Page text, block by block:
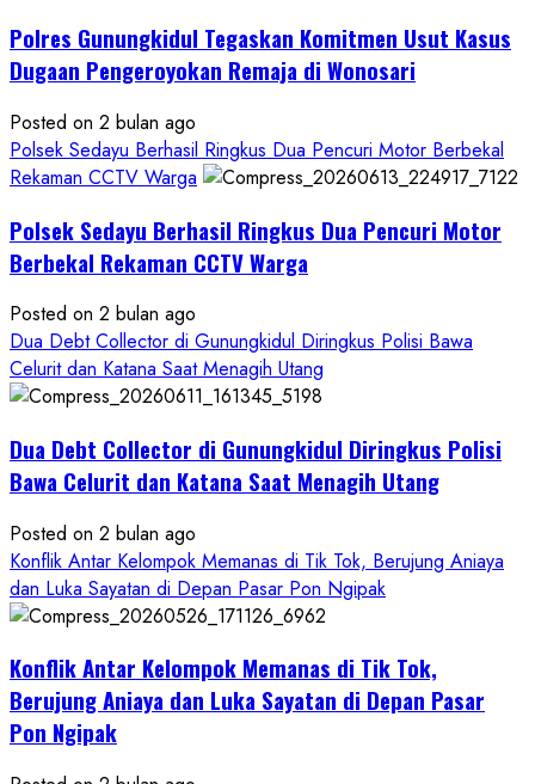
Pelecehan
Seksual:
DIY
Terbitkan
DPO
Asal
Gunungkidul
Polres Gunungkidul Tegaskan Komitmen Usut Kasus
Dugaan Pengeroyokan Remaja di Wonosari
Posted on 2 bulan ago
Polsek Sedayu Berhasil Ringkus Dua Pencuri Motor Berbekal
Rekaman CCTV Warga
Polsek Sedayu Berhasil Ringkus Dua Pencuri Motor
Berbekal Rekaman CCTV Warga
Posted on 2 bulan ago
Dua Debt Collector di Gunungkidul Diringkus Polisi Bawa
Celurit dan Katana Saat Menagih Utang
Dua Debt Collector di Gunungkidul Diringkus Polisi
Bawa Celurit dan Katana Saat Menagih Utang
Posted on 2 bulan ago
Konflik Antar Kelompok Memanas di Tik Tok, Berujung Aniaya
dan Luka Sayatan di Depan Pasar Pon Ngipak
Konflik Antar Kelompok Memanas di Tik Tok,
Berujung Aniaya dan Luka Sayatan di Depan Pasar
Pon Ngipak